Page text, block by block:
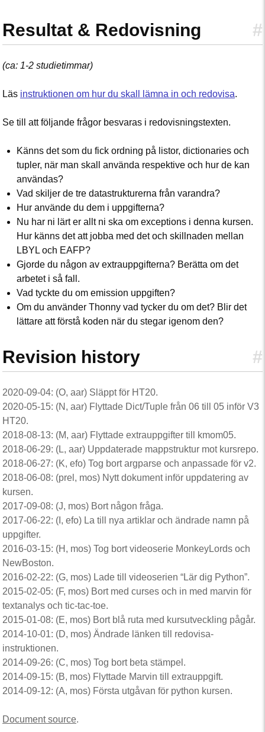
#
Resultat & Redovisning
(ca: 1-2 studietimmar)
Läs instruktionen om hur du skall lämna in och redovisa.
Se till att följande frågor besvaras i redovisningstexten.
Känns det som du fick ordning på listor, dictionaries och
tupler, när man skall använda respektive och hur de kan
användas?
Vad skiljer de tre datastrukturerna från varandra?
Hur använde du dem i uppgifterna?
Nu har ni lärt er allt ni ska om exceptions i denna kursen.
Hur känns det att jobba med det och skillnaden mellan
LBYL och EAFP?
Gjorde du någon av extrauppgifterna? Berätta om det
arbetet i så fall.
Vad tyckte du om emission uppgiften?
Om du använder Thonny vad tycker du om det? Blir det
lättare att förstå koden när du stegar igenom den?
#
Revision history
2020-09-04: (O, aar) Släppt för HT20.
2020-05-15: (N, aar) Flyttade Dict/Tuple från 06 till 05 inför V3
HT20.
2018-08-13: (M, aar) Flyttade extrauppgifter till kmom05.
2018-06-29: (L, aar) Uppdaterade mappstruktur mot kursrepo.
2018-06-27: (K, efo) Tog bort argparse och anpassade för v2.
2018-06-08: (prel, mos) Nytt dokument inför uppdatering av
kursen.
2017-09-08: (J, mos) Bort någon fråga.
2017-06-22: (I, efo) La till nya artiklar och ändrade namn på
uppgifter.
2016-03-15: (H, mos) Tog bort videoserie MonkeyLords och
NewBoston.
2016-02-22: (G, mos) Lade till videoserien “Lär dig Python”.
2015-02-05: (F, mos) Bort med curses och in med marvin för
textanalys och tic-tac-toe.
2015-01-08: (E, mos) Bort blå ruta med kursutveckling pågår.
2014-10-01: (D, mos) Ändrade länken till redovisa-
instruktionen.
2014-09-26: (C, mos) Tog bort beta stämpel.
2014-09-15: (B, mos) Flyttade Marvin till extrauppgift.
2014-09-12: (A, mos) Första utgåvan för python kursen.
Document source.